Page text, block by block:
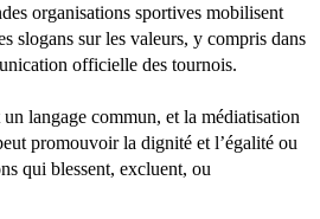
organisations sportives mobilisent
slogans sur les valeurs, y compris dans
officielle des tournois.
langage commun, et la médiatisation
promouvoir la dignité et l’égalité ou
qui blessent, excluent, ou